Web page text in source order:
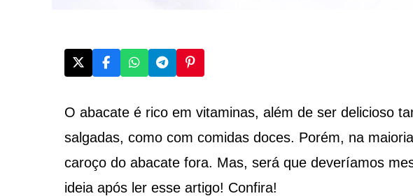
O abacate é rico em vitaminas, além de ser delicioso
salgadas, como com comidas doces. Porém, na
caroço do abacate fora. Mas, será que deveríamos
ideia após ler esse artigo! Confira!